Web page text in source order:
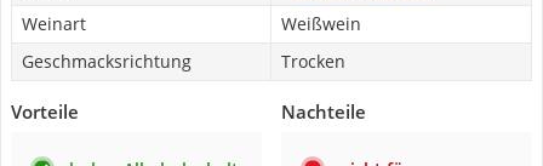
Weinart
Weißwein
Geschmacksrichtung
Trocken
Vorteile Nachteile